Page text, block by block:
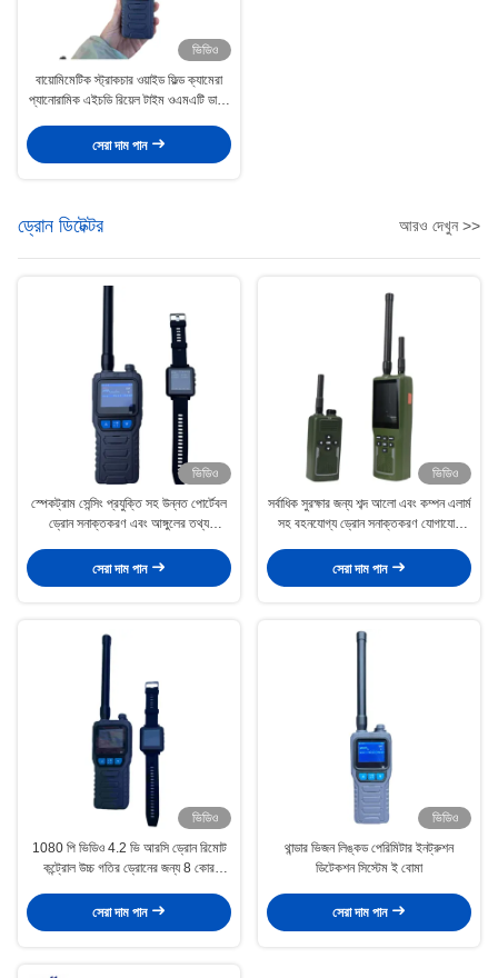
ভিডিও
বায়োমিমেটিক স্ট্রাকচার ওয়াইড ফিল্ড ক্যামেরা
প্যানোরামিক এইচডি রিয়েল টাইম ওএমএটি ডাব্লু
সেরা দাম পান
ড্রোন ডিটেক্টর আরও দেখুন >>
ভিডিও
স্পেকট্রাম সেন্সিং প্রযুক্তি সহ উন্নত পোর্টেবল
ড্রোন সনাক্তকরণ এবং আঙ্গুলের তথ্য
সেরা দাম পান
ভিডিও
সর্বাধিক সুরক্ষার জন্য শব্দ আলো এবং কম্পন এলার্ম
সহ বহনযোগ্য ড্রোন সনাক্তকরণ যোগাযোগ
সেরা দাম পান
ভিডিও
1080 পি ভিডিও 4.2 ভি আরসি ড্রোন রিমোট
কন্ট্রোল উচ্চ গতির ড্রোনের জন্য 8 কোর
সেরা দাম পান
ভিডিও
থান্ডার ভিজন লিঙ্কড পেরিমিটার ইনট্রুশন
ডিটেকশন সিস্টেম ই বোমা
সেরা দাম পান